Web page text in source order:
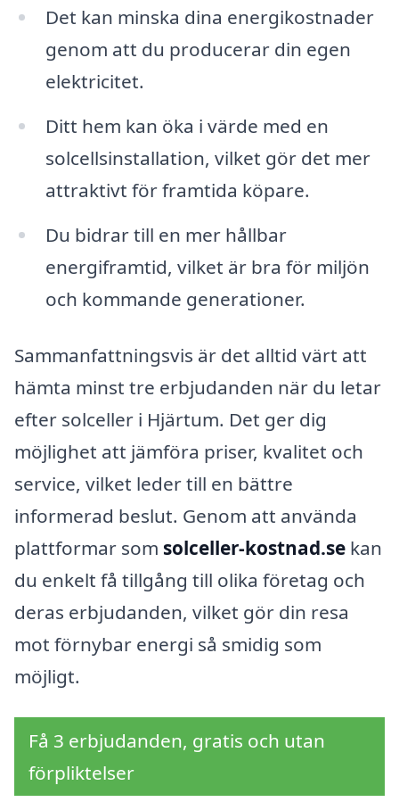
Det kan minska dina energikostnader
genom att du producerar din egen
elektricitet.
Ditt hem kan öka i värde med en
solcellsinstallation, vilket gör det mer
attraktivt för framtida köpare.
Du bidrar till en mer hållbar
energiframtid, vilket är bra för miljön
och kommande generationer.
Sammanfattningsvis är det alltid värt att
hämta minst tre erbjudanden när du letar
efter solceller i Hjärtum. Det ger dig
möjlighet att jämföra priser, kvalitet och
service, vilket leder till en bättre
informerad beslut. Genom att använda
plattformar som solceller-kostnad.se kan
du enkelt få tillgång till olika företag och
deras erbjudanden, vilket gör din resa
mot förnybar energi så smidig som
möjligt.
Få 3 erbjudanden, gratis och utan
förpliktelser